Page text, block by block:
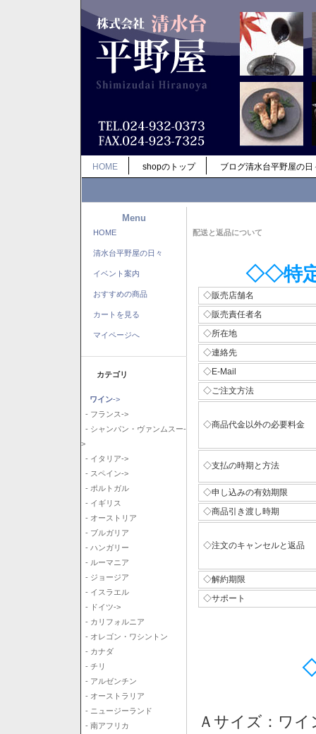
HOME shopのトップ ブログ清水台平野屋の日
Menu
HOME
清水台平野屋の日々
イベント案内
おすすめの商品
カートを見る
マイページへ
カテゴリ
ワイン->
- フランス->
- シャンパン・ヴァンムスー-
>
- イタリア->
- スペイン->
- ポルトガル
- イギリス
- オーストリア
- ブルガリア
- ハンガリー
- ルーマニア
- ジョージア
- イスラエル
- ドイツ->
- カリフォルニア
- オレゴン・ワシントン
- カナダ
- チリ
- アルゼンチン
- オーストラリア
- ニュージーランド
- 南アフリカ
配送と返品について
◇◇特
◇販売店舗名
◇販売責任者名
◇所在地
◇連絡先
◇E-Mail
◇ご注文方法
◇商品代金以外の必要料金
◇支払の時期と方法
◇申し込みの有効期限
◇商品引き渡し時期
◇注文のキャンセルと返品
◇解約期限
◇サポート
Ａサイズ：ワ